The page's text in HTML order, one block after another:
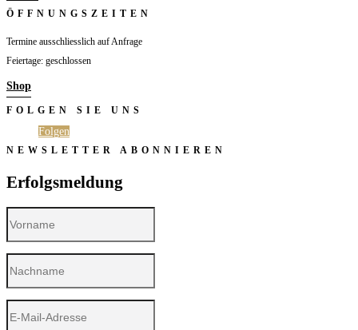
ÖFFNUNGSZEITEN
Termine ausschliesslich auf Anfrage
Feiertage: geschlossen
Shop
FOLGEN SIE UNS
Folgen
NEWSLETTER ABONNIEREN
Erfolgsmeldung